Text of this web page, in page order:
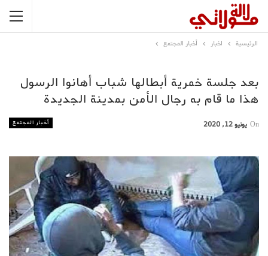
الرئيسية اخبار أخبار المجتمع
بعد جلسة خمرية أبطالها شباب أهانوا الرسول
هذا ما قام به رجال الأمن بمدينة الجديدة
أخبار المجتمع On يونيو 12, 2020